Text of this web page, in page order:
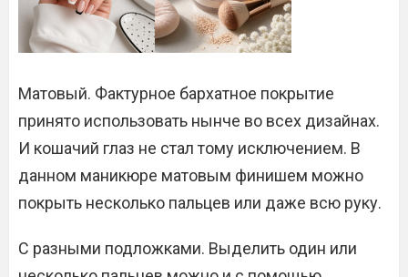
Матовый. Фактурное бархатное покрытие
принято использовать нынче во всех дизайнах.
И кошачий глаз не стал тому исключением. В
данном маникюре матовым финишем можно
покрыть несколько пальцев или даже всю руку.
С разными подложками. Выделить один или